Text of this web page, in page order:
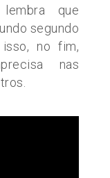
que
segundo
no fim,
nas